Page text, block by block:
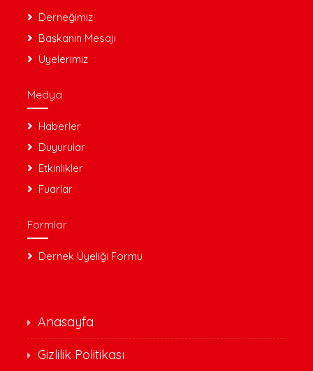
Derneğimiz
Başkanın Mesajı
Üyelerimiz
Medya
Haberler
Duyurular
Etkinlikler
Fuarlar
Formlar
Dernek Üyeliği Formu
Anasayfa
Gizlilik Politikası